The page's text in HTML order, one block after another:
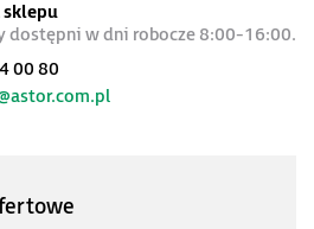
sklepu
dostępni w dni robocze 8:00-16:00.
00 80